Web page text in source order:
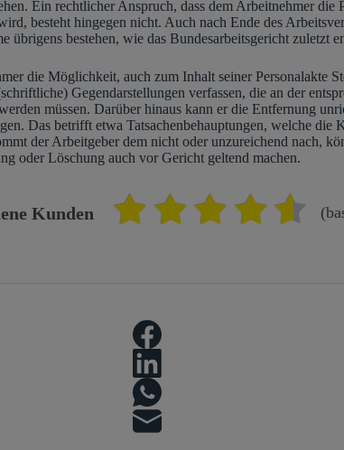
Ein rechtlicher Anspruch, dass dem Arbeitnehmer die
besteht hingegen nicht. Auch nach Ende des
übrigens bestehen, wie das Bundesarbeitsgericht zuletzt
die Möglichkeit, auch zum Inhalt seiner Personalakte
Gegendarstellungen verfassen, die an der
müssen. Darüber hinaus kann er die Entfernung
Das betrifft etwa Tatsachenbehauptungen, welche die
der Arbeitgeber dem nicht oder unzureichend nach,
oder Löschung auch vor Gericht geltend machen.
Kunden